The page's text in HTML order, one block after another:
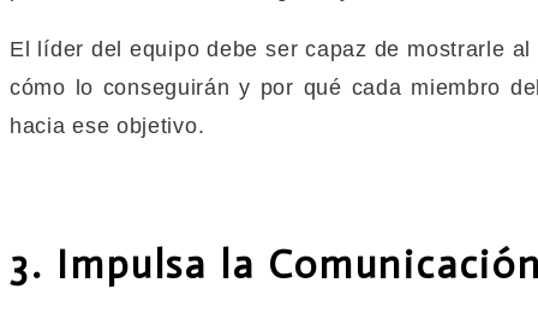
El líder del equipo debe ser capaz de mostrarle
cómo lo conseguirán y por qué cada miembro
hacia ese objetivo.
3. Impulsa la